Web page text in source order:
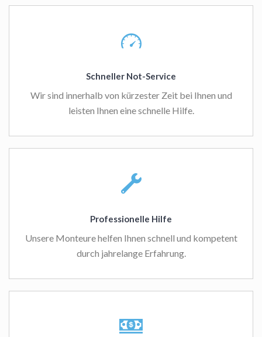
Schneller Not-Service
Wir sind innerhalb von kürzester Zeit bei Ihnen und
leisten Ihnen eine schnelle Hilfe.
Professionelle Hilfe
Unsere Monteure helfen Ihnen schnell und kompetent
durch jahrelange Erfahrung.